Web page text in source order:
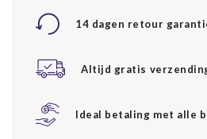
14 dagen retour
Altijd gratis
Ideal betaling met alle